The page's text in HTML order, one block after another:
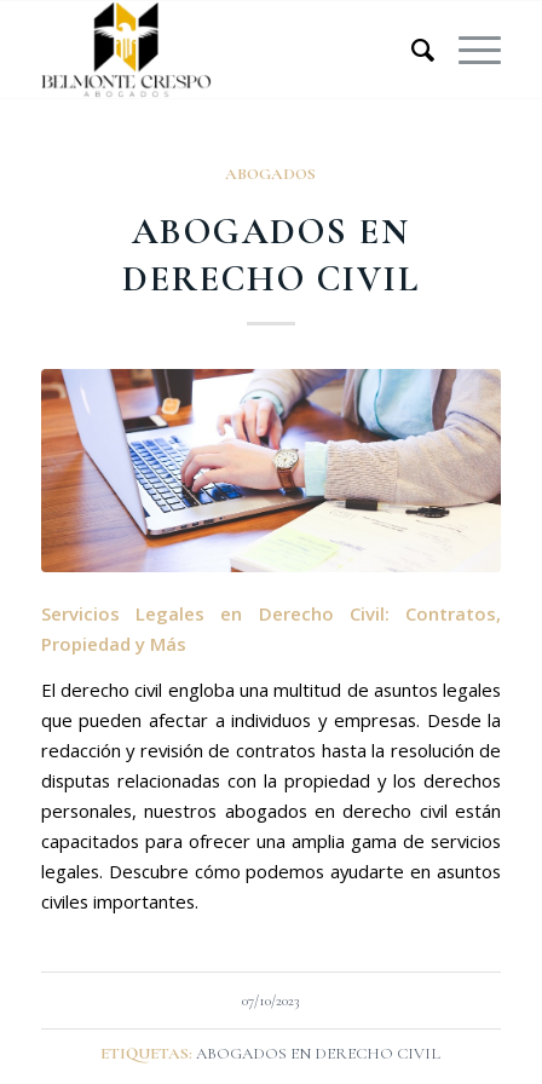
ABOGADOS
ABOGADOS EN
DERECHO CIVIL
Servicios Legales en Derecho Civil: Contratos,
Propiedad y Más
El derecho civil engloba una multitud de asuntos legales
que pueden afectar a individuos y empresas. Desde la
redacción y revisión de contratos hasta la resolución de
disputas relacionadas con la propiedad y los derechos
personales, nuestros abogados en derecho civil están
capacitados para ofrecer una amplia gama de servicios
legales. Descubre cómo podemos ayudarte en asuntos
civiles importantes.
07/10/2023
ETIQUETAS: ABOGADOS EN DERECHO CIVIL